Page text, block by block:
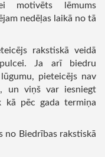
motivēts lēmums
nedēļas laikā no tā
rakstiskā veidā
Ja arī biedru
pieteicējs nav
un viņš var iesniegt
kā pēc gada termiņa
no Biedrības rakstiskā